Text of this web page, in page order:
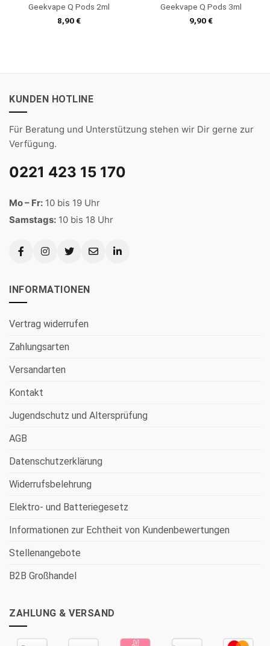
Geekvape Q Pods 2ml
8,90€
Geekvape Q Pods 3ml
9,90€
KUNDEN HOTLINE
Für Beratung und Unterstützung stehen wir Dir gerne zur
Verfügung.
0221 423 15 170
Mo – Fr: 10 bis 19 Uhr
Samstags: 10 bis 18 Uhr
INFORMATIONEN
Vertrag widerrufen
Zahlungsarten
Versandarten
Kontakt
Jugendschutz und Altersprüfung
AGB
Datenschutzerklärung
Widerrufsbelehrung
Elektro- und Batteriegesetz
Informationen zur Echtheit von Kundenbewertungen
Stellenangebote
B2B Großhandel
ZAHLUNG & VERSAND